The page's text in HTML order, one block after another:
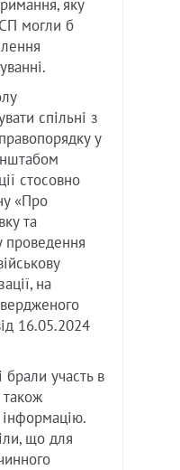
яку
могли б
спільні з
у
стосовно
«Про
та
проведення
на
16.05.2024
брали участь в
що для